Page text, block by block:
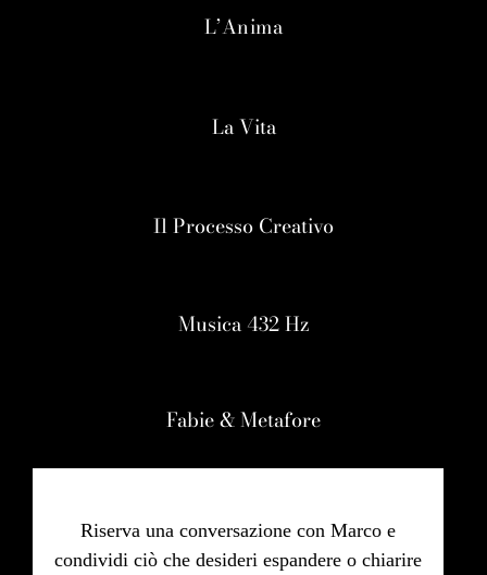
L’Anima
La Vita
Il Processo Creativo
Musica 432 Hz
Fabie & Metafore
Riserva una conversazione con Marco e
condividi ciò che desideri espandere o chiarire